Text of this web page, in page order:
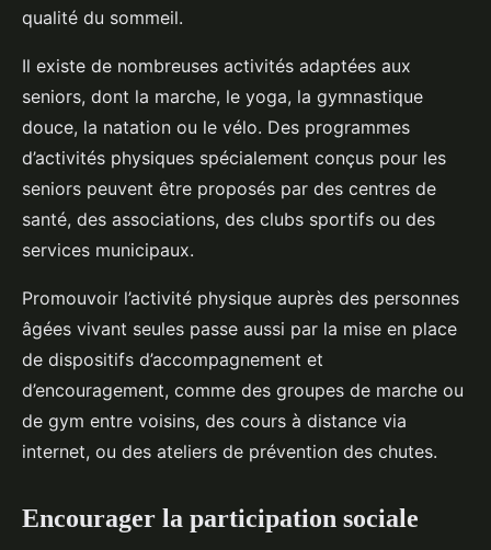
qualité du sommeil.
Il existe de nombreuses activités adaptées aux
seniors, dont la marche, le yoga, la gymnastique
douce, la natation ou le vélo. Des programmes
d’activités physiques spécialement conçus pour les
seniors peuvent être proposés par des centres de
santé, des associations, des clubs sportifs ou des
services municipaux.
Promouvoir l’activité physique auprès des personnes
âgées vivant seules passe aussi par la mise en place
de dispositifs d’accompagnement et
d’encouragement, comme des groupes de marche ou
de gym entre voisins, des cours à distance via
internet, ou des ateliers de prévention des chutes.
Encourager la participation sociale